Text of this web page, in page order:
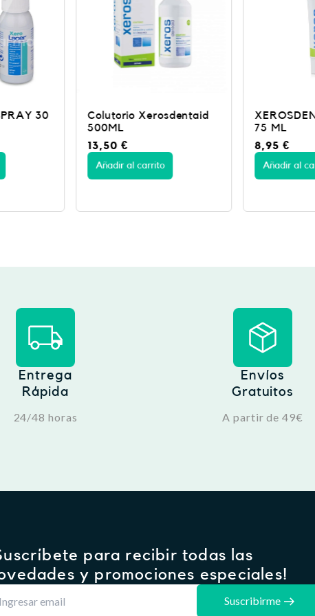
XEROSDENTAID PASTA
75 ML
8,95€
Añadir al carrito
DENTAL 75
8,25 €
Añadir al
Entrega
Rápida
24/48 horas
Envíos
Gratuitos
A partir de 49€
para recibir todas las
y promociones especiales!
Suscribirme